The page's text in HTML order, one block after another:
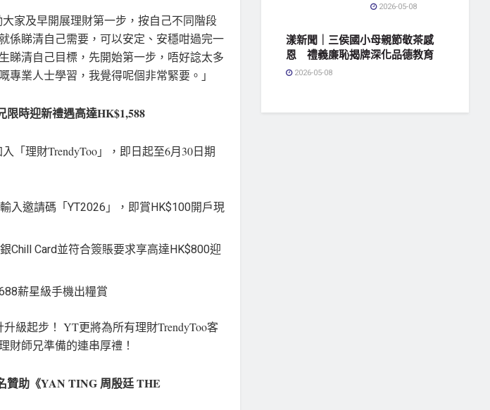
家及早開展理財第一步，按自己不同階段
係睇清自己需要，可以安定、安穩咁過完一
睇清自己目標，先開始第一步，唔好諗太多
業人士學習，我覺得呢個非常緊要。」
限時迎新禮遇高達HK$1,588
「理財TrendyToo」，即日起至6月30日期
入邀請碼「YT2026」，即賞HK$100開戶現
Chill Card並符合簽賬要求享高達HK$800迎
薪星級手機出糧賞
級起步！ YT更將為所有理財TrendyToo客
財師兄準備的連串厚禮！
贊助《YAN TING 周殷廷 THE
2026-05-08
漾新聞｜三侯國小母親節敬茶感
恩 禮義廉恥揭牌深化品德教育
2026-05-08